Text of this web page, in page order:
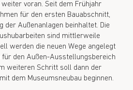
voran. Seit dem Frühjahr
für den ersten Bauabschnitt,
der Außenanlagen beinhaltet. Die
sind mittlerweile
werden die neuen Wege angelegt
für den Außen-Ausstellungsbereich
weiteren Schritt soll dann der
dem Museumsneubau beginnen.